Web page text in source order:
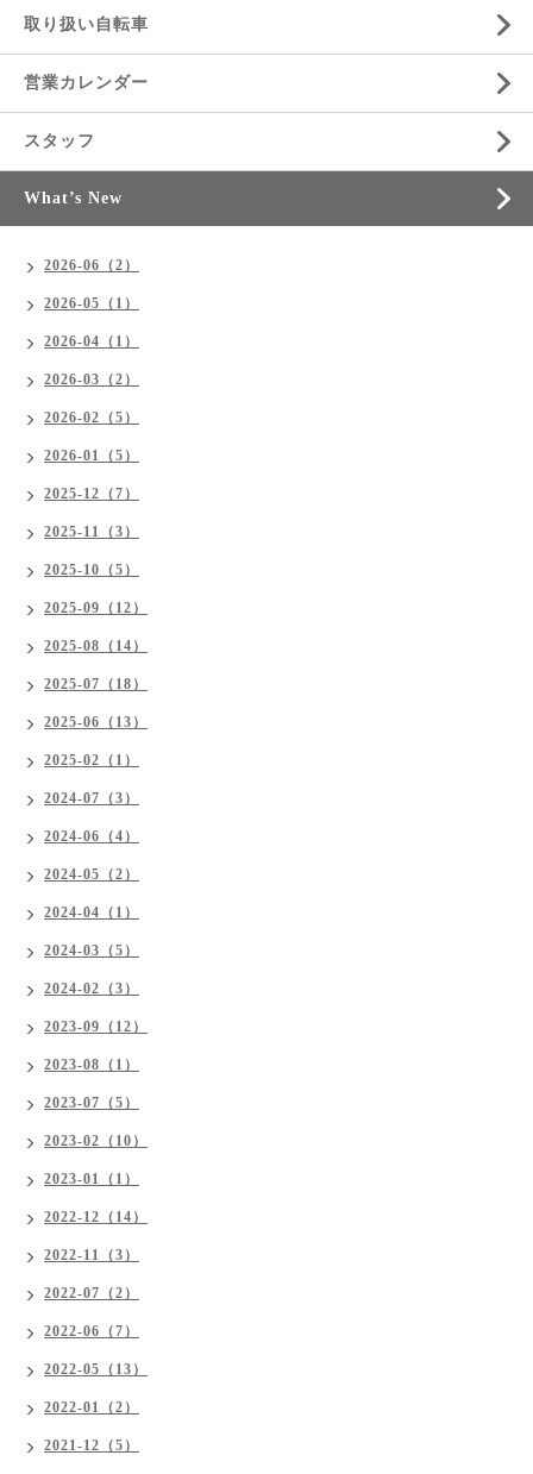
取り扱い自転車
営業カレンダー
スタッフ
What’s New
2026-06（2）
2026-05（1）
2026-04（1）
2026-03（2）
2026-02（5）
2026-01（5）
2025-12（7）
2025-11（3）
2025-10（5）
2025-09（12）
2025-08（14）
2025-07（18）
2025-06（13）
2025-02（1）
2024-07（3）
2024-06（4）
2024-05（2）
2024-04（1）
2024-03（5）
2024-02（3）
2023-09（12）
2023-08（1）
2023-07（5）
2023-02（10）
2023-01（1）
2022-12（14）
2022-11（3）
2022-07（2）
2022-06（7）
2022-05（13）
2022-01（2）
2021-12（5）